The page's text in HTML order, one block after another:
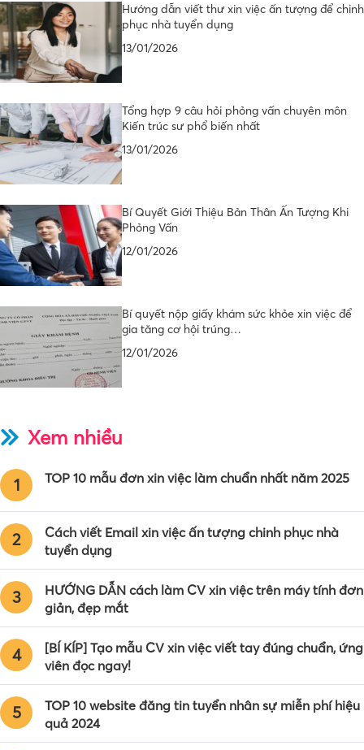
Hướng dẫn viết thư xin việc ấn tượng để chinh
phục nhà tuyển dụng
13/01/2026
Tổng hợp 9 câu hỏi phỏng vấn chuyên môn
Kiến trúc sư phổ biến nhất
13/01/2026
Bí Quyết Giới Thiệu Bản Thân Ấn Tượng Khi
Phỏng Vấn
12/01/2026
Bí quyết nộp giấy khám sức khỏe xin việc để
gia tăng cơ hội trúng…
12/01/2026
Xem nhiều
1 TOP 10 mẫu đơn xin việc làm chuẩn nhất năm 2025
2
Cách viết Email xin việc ấn tượng chinh phục nhà
tuyển dụng
3
HƯỚNG DẪN cách làm CV xin việc trên máy tính đơn
giản, đẹp mắt
4
[BÍ KÍP] Tạo mẫu CV xin việc viết tay đúng chuẩn, ứng
viên đọc ngay!
5
TOP 10 website đăng tin tuyển nhân sự miễn phí hiệu
quả 2024